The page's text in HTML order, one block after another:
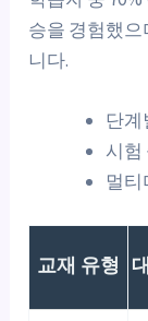
승을 경험했
니다.
단계
시험
멀티
교재 유형